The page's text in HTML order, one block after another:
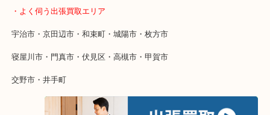
物を整理するケースは年々増加傾向です。
当店ではそういったお困りの方からのご依頼も大歓迎です。
整理したいけど値段がつくかわからない…